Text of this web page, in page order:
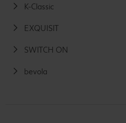
K-Classic
EXQUISIT
SWITCH ON
bevola